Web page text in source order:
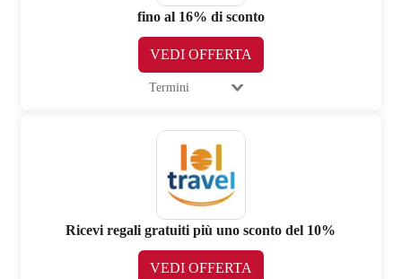
fino al 16% di sconto
VEDI OFFERTA
Termini
Ricevi regali gratuiti più uno sconto del 10%
VEDI OFFERTA